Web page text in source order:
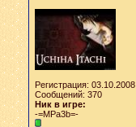
Регистрация: 03.10.2008
Сообщений: 370
Ник в игре:
-=MPa3b=-